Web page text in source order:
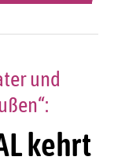
kehrt
und